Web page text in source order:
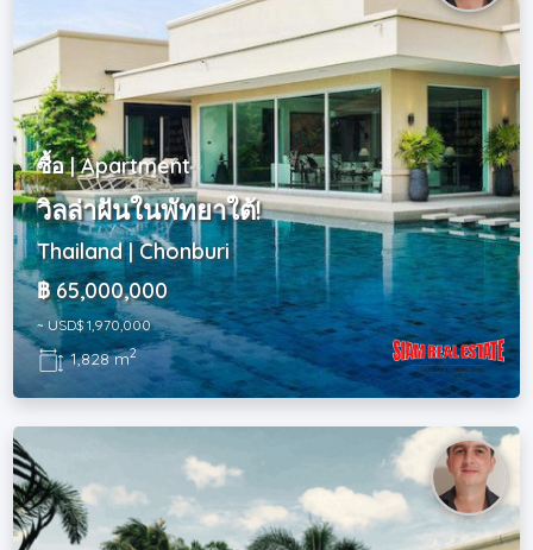
ซื้อ | Apartment
วิลล่าฝันในพัทยาใต้!
Thailand | Chonburi
฿ 65,000,000
~ USD$ 1,970,000
1,828 m2